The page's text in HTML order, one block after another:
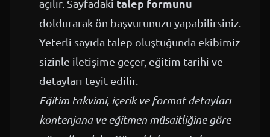
açılır. Sayfadaki talep formunu
doldurarak ön başvurunuzu yapabilirsiniz.
Yeterli sayıda talep oluştuğunda ekibimiz
sizinle iletişime geçer, eğitim tarihi ve
detayları teyit edilir.
Eğitim takvimi, içerik ve format detayları
kontenjana ve eğitmen müsaitliğine göre